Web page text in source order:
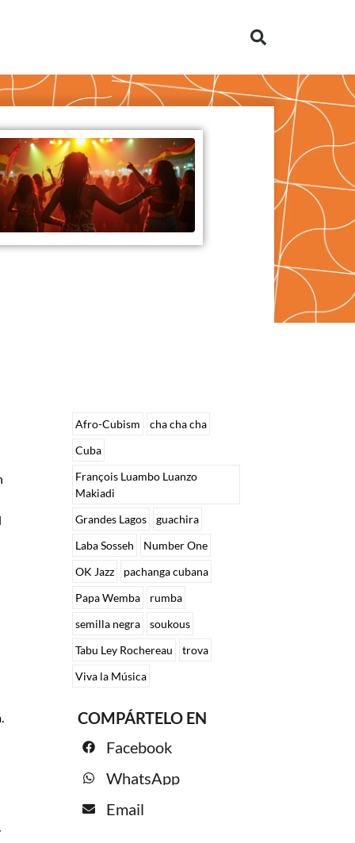
Afro-Cubism
cha cha cha
Cuba
François Luambo Luanzo
Makiadi
Grandes Lagos
guachira
Laba Sosseh
Number One
OK Jazz
pachanga cubana
Papa Wemba
rumba
semilla negra
soukous
Tabu Ley Rochereau
trova
Viva la Música
COMPÁRTELO EN
Facebook
WhatsApp
Email